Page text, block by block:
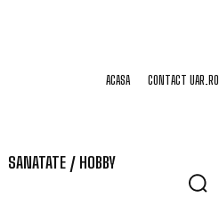
ACASA CONTACT UAR.RO
SANATATE / HOBBY